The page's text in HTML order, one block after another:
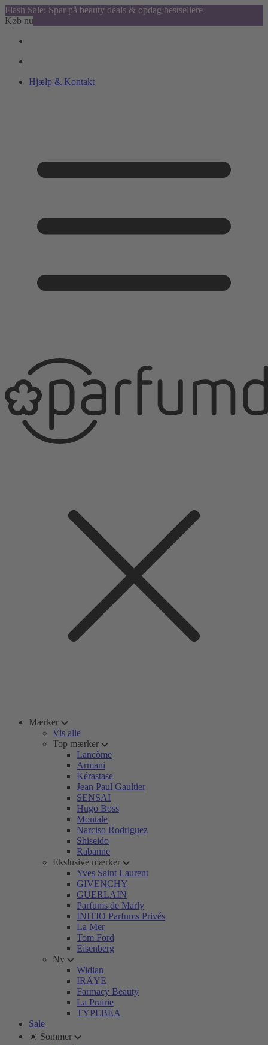
Flash Sale: Spar på beauty deals & opdag bestsellere
Køb nu
Hjælp & Kontakt
Mærker
Vis alle
Top mærker
Lancôme
Armani
Kérastase
Jean Paul Gaultier
SENSAI
Hugo Boss
Montale
Narciso Rodriguez
Shiseido
Rabanne
Ekslusive mærker
Yves Saint Laurent
GIVENCHY
GUERLAIN
Parfums de Marly
INITIO Parfums Privés
La Mer
Tom Ford
Eisenberg
Ny
Widian
IRÄYE
Farmacy Beauty
La Prairie
TYPEBEA
Sale
☀️ Sommer